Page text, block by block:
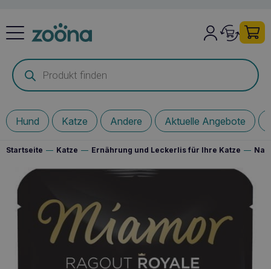
Products
search
Hund Katze Andere Aktuelle Angebote
Startseite — Katze — Ernährung und Leckerlis für Ihre Katze —